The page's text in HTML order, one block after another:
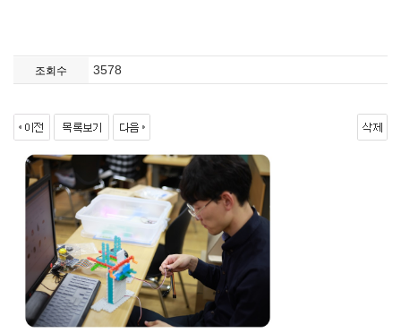
조회수 3578